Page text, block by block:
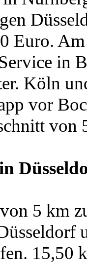
Euro.
in
Köln
vor
von
5 km
15,50